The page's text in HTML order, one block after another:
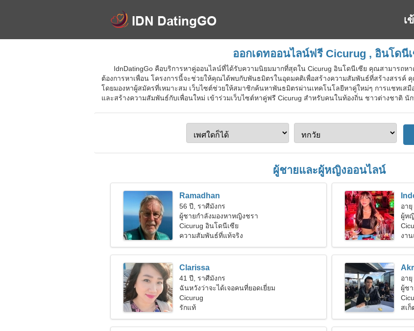
เ
ออกเดทออนไลน์ฟรี Cicurug , อินโดนี
IdnDatingGo คือบริการหาคู่ออนไลน์ที่ได้รับความนิยมมากที่สุดใน Cicurug อินโดนีเซีย คุณสามารถห
ต้องการหาเพื่อน โครงการนี้จะช่วยให้คุณได้พบกับพันธมิตรในอุดมคติเพื่อสร้างความสัมพันธ์ที่สร้างสรรค์
โดยมองหาผู้สมัครที่เหมาะสม เว็บไซต์ช่วยให้สมาชิกค้นหาพันธมิตรผ่านเทคโนโลยีหาคู่ใหม่ๆ การแชทเส
และสร้างความสัมพันธ์กับเพื่อนใหม่ เข้าร่วมเว็บไซต์หาคู่ฟรี Cicurug สำหรับคนในท้องถิ่น ชาวต่างชาติ นัก
ผู้ชายและผู้หญิงออนไลน์
Ramadhan
56 ปี, ราศีมังกร
ผู้ชายกำลังมองหาหญิงชรา
Cicurug อินโดนีเซีย
ความสัมพันธ์ที่แท้จริง
อา
ผู้ห
จริง
งา
Clarissa
41 ปี, ราศีมังกร
ฉันหวังว่าจะได้เจอคนที่ยอดเยี่ยม
Cicurug
รักแท้
อา
ผู้ช
สเ